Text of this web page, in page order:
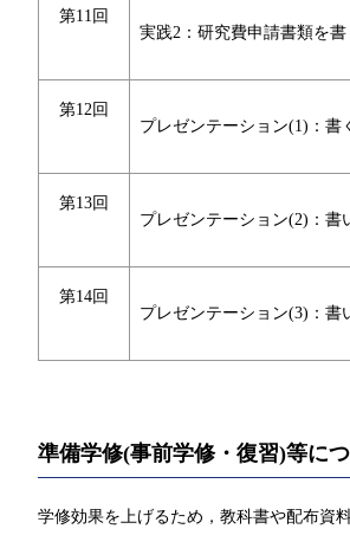
第11回
実践2：研究費申請書類を
第12回
プレゼンテーション(1)：書
第13回
プレゼンテーション(2)：書
第14回
プレゼンテーション(3)：書
準備学修(事前学修・復習)等に
学修効果を上げるため，教科書や配布資